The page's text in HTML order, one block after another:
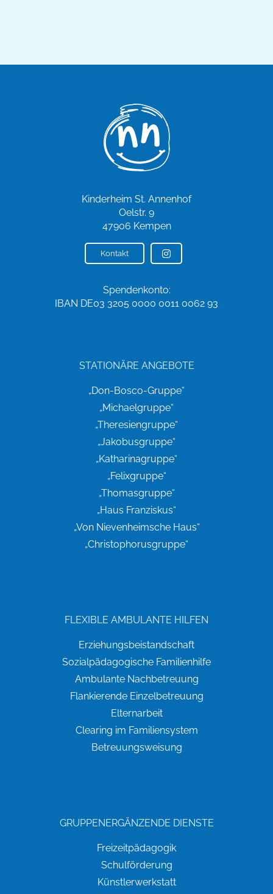
Kinderheim St. Annenhof
Oelstr. 9
47906 Kempen
Kontakt
Spendenkonto:
IBAN DE03 3205 0000 0011 0062 93
STATIONÄRE ANGEBOTE
„Don-Bosco-Gruppe“
„Michaelgruppe“
„Theresiengruppe“
„Jakobusgruppe“
„Katharinagruppe“
„Felixgruppe“
„Thomasgruppe“
„Haus Franziskus“
„Von Nievenheimsche Haus“
„Christophorusgruppe“
FLEXIBLE AMBULANTE HILFEN
Erziehungsbeistandschaft
Sozialpädagogische Familienhilfe
Ambulante Nachbetreuung
Flankierende Einzelbetreuung
Elternarbeit
Clearing im Familiensystem
Betreuungsweisung
GRUPPENERGÄNZENDE DIENSTE
Freizeitpädagogik
Schulförderung
Künstlerwerkstatt